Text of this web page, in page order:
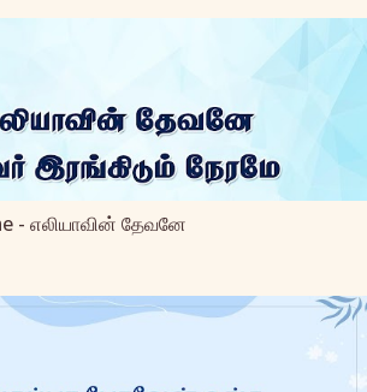
- எலியாவின் தேவனே